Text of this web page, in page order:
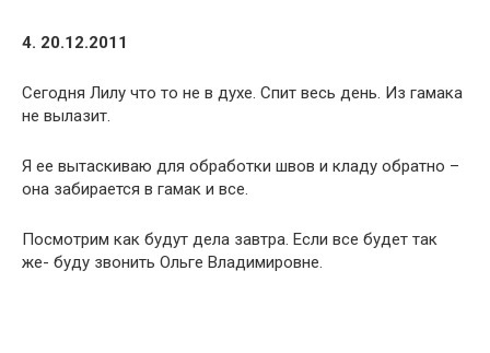
4. 20.12.2011
Сегодня Лилу что то не в духе. Спит весь день. Из гамака
не вылазит.
Я ее вытаскиваю для обработки швов и кладу обратно –
она забирается в гамак и все.
Посмотрим как будут дела завтра. Если все будет так
же- буду звонить Ольге Владимировне.